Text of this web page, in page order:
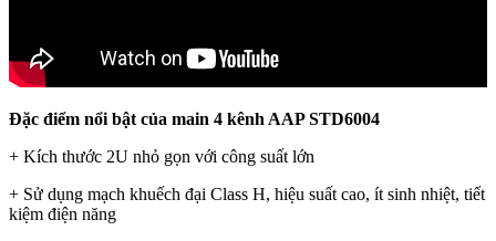
Đặc điểm nổi bật của main 4 kênh AAP STD6004
+ Kích thước 2U nhỏ gọn với công suất lớn
+ Sử dụng mạch khuếch đại Class H, hiệu suất cao, ít sinh nhiệt, tiết
kiệm điện năng